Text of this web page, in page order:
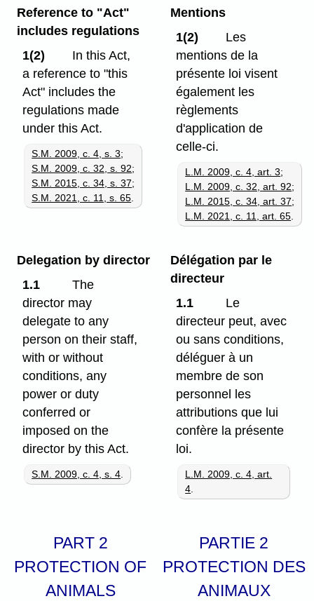
Reference to "Act"
includes regulations
1(2)
In this Act,
a reference to "this
Act" includes the
regulations made
under this Act.
S.M. 2009, c. 4, s. 3;
S.M. 2009, c. 32, s. 92;
S.M. 2015, c. 34, s. 37;
S.M. 2021, c. 11, s. 65
Mentions
1(2)
Les
mentions de la
présente loi visent
également les
règlements
d'application de
celle-ci.
L.M. 2009, c. 4, art. 3;
L.M. 2009, c. 32, art. 92;
L.M. 2015, c. 34, art. 37;
L.M. 2021, c. 11, art. 65
Delegation by director
1.1
The
director may
delegate to any
person on their staff,
with or without
conditions, any
power or duty
conferred or
imposed on the
director by this Act.
S.M. 2009, c. 4, s. 4
Délégation par le
directeur
1.1
Le
directeur peut, avec
ou sans conditions,
déléguer à un
membre de son
personnel les
attributions que lui
confère la présente
loi.
L.M. 2009, c. 4, art.
4
PART 2
PROTECTION OF
ANIMALS
PARTIE 2
PROTECTION DES
ANIMAUX